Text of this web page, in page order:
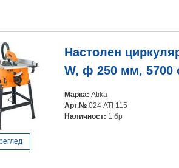
Настолен
W, ф 250 мм, 5700
Марка: Atika
Арт.№ 024 ATI 115
Наличност: 1 бр